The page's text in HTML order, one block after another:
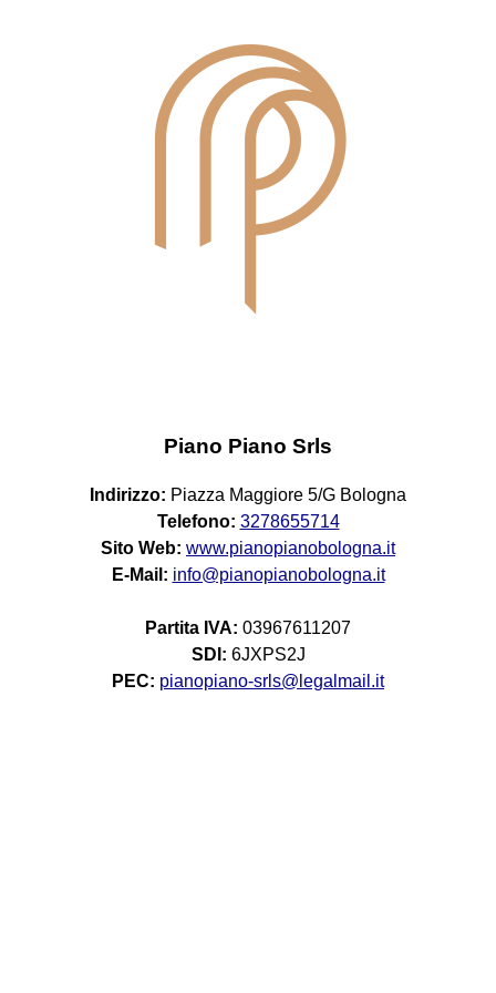
Piano Piano Srls
Indirizzo: Piazza Maggiore 5/G Bologna
Telefono: 3278655714
Sito Web: www.pianopianobologna.it
E-Mail: info@pianopianobologna.it
Partita IVA: 03967611207
SDI: 6JXPS2J
PEC: pianopiano-srls@legalmail.it